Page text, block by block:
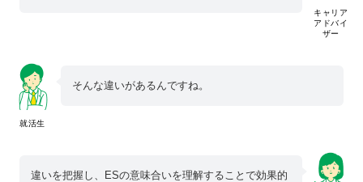
キャリア
アドバイ
ザー
就活生
そんな違いがあるんですね。
違いを把握し、ESの意味合いを理解することで効果的